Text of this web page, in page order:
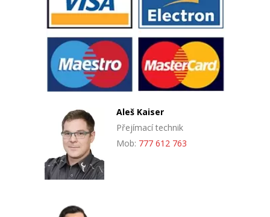
Aleš Kaiser
Přejímací technik
Mob: 777 612 763